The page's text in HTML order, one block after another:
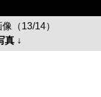
（13/14）
真 ↓